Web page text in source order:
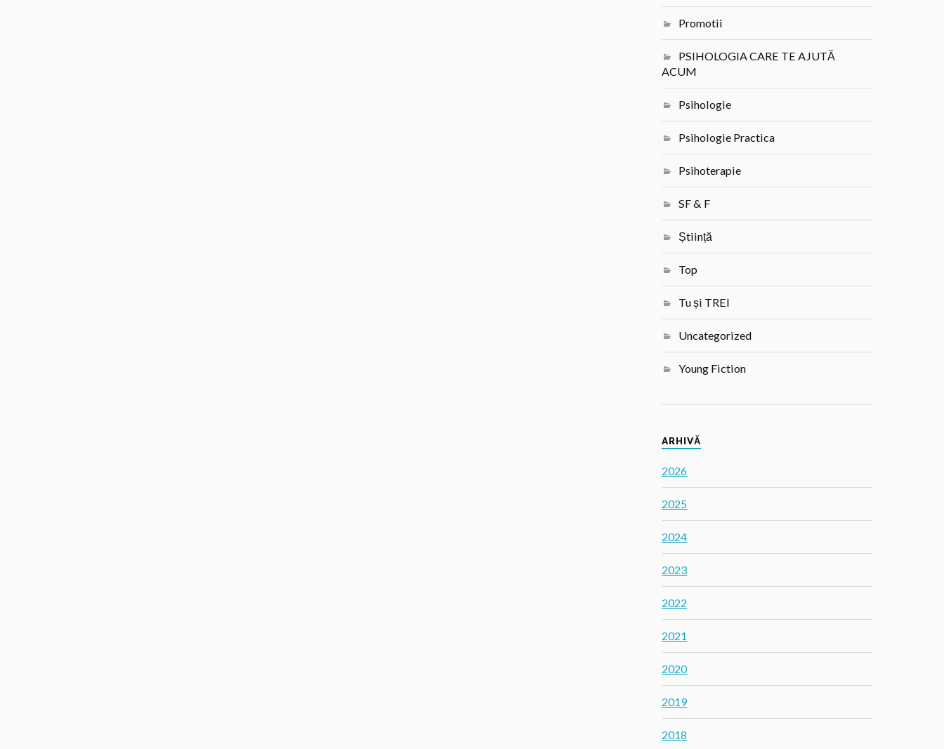
Promotii
PSIHOLOGIA CARE TE AJUTĂ
ACUM
Psihologie
Psihologie Practica
Psihoterapie
SF & F
Știință
Top
Tu și TREI
Uncategorized
Young Fiction
ARHIVĂ
2026
2025
2024
2023
2022
2021
2020
2019
2018